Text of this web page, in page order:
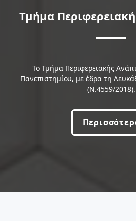
Τμήμα
Το Τμήμα Περιφερειακής
Πανεπιστημίου, με έδρα τη
(Ν.4559/2018).